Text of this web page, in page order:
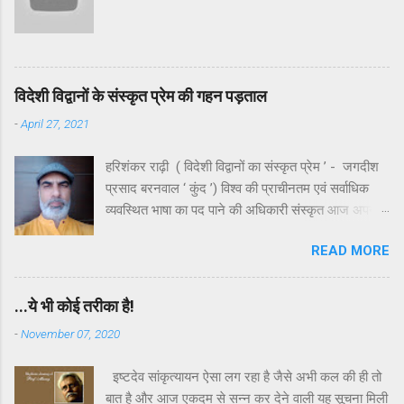
विदेशी विद्वानों के संस्कृत प्रेम की गहन पड़ताल
-April 27, 2021
हरिशंकर राढ़ी ( विदेशी विद्वानों का संस्कृत प्रेम ’ - जगदीश
प्रसाद बरनवाल ‘ कुंद ’) विश्व की प्राचीनतम एवं सर्वाधिक
व्यवस्थित भाषा का पद पाने की अधिकारी संस्कृत आज अपनी
कहा जाए तो यह कुछ स्वच्छंदताचारियों या अराजकतावादियों की
बौद्धिक हिंसा का भी शिकार है। भले ही व्याकरण के कड़े नियमों
में बँधी हुई संस्कृत दुरूह है , किंतु इसके साहित्य और लालित्य
को समझ लिया जाए तो शायद ही विश्व की किसी सभ्यता का
साहित्य इसके बराबर दिखेगा। इसे अतीत के एक खासवर्ग की
राजनीतिक मानसिकता का परिचायक है।यह हमारे यहाँ ही
READ MORE
...ये भी कोई तरीका है!
-November 07, 2020
इष्टदेव सांकृत्यायन ऐसा लग रहा है जैसे अभी कल की ही तो
बात है और आज एकदम से सन्न कर देने वाली यह सूचना मिली